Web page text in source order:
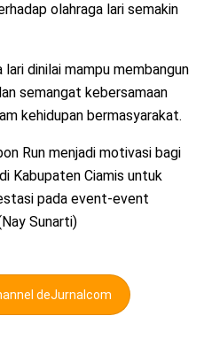
olahraga lari semakin
dinilai mampu membangun
semangat kebersamaan
kehidupan bermasyarakat.
Run menjadi motivasi bagi
Kabupaten Ciamis untuk
pada event-event
Sunarti)
deJurnalcom